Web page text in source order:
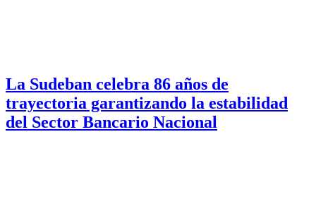
La Sudeban celebra 86 años de
trayectoria garantizando la estabilidad
del Sector Bancario Nacional